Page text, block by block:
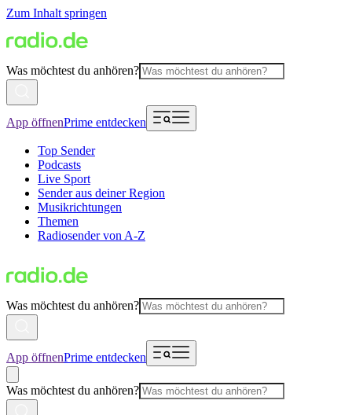
Zum Inhalt springen
Was möchtest du anhören?
App öffnenPrime entdecken
Top Sender
Podcasts
Live Sport
Sender aus deiner Region
Musikrichtungen
Themen
Radiosender von A-Z
Was möchtest du anhören?
App öffnenPrime entdecken
Was möchtest du anhören?